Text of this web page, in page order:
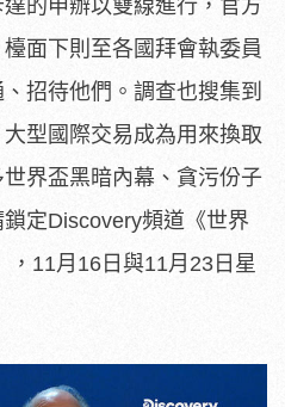
的申辦以雙線進行，官方
面下則至各國拜會執委員
招待他們。調查也搜集到
型國際交易成為用來換取
界盃黑暗內幕、貪污份子
定Discovery頻道《世界
，11月16日與11月23日星